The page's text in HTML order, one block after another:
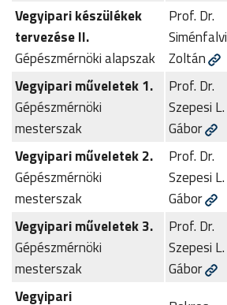
Vegyipari készülékek
tervezése II.
Gépészmérnöki alapszak
Prof. Dr.
Siménfalvi
Zoltán
Vegyipari műveletek 1.
Gépészmérnöki
mesterszak
Prof. Dr.
Szepesi L.
Gábor
Vegyipari műveletek 2.
Gépészmérnöki
mesterszak
Prof. Dr.
Szepesi L.
Gábor
Vegyipari műveletek 3.
Gépészmérnöki
mesterszak
Prof. Dr.
Szepesi L.
Gábor
Vegyipari